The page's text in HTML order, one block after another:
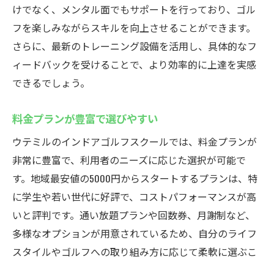
けでなく、メンタル面でもサポートを行っており、ゴル
フを楽しみながらスキルを向上させることができます。
さらに、最新のトレーニング設備を活用し、具体的なフ
ィードバックを受けることで、より効率的に上達を実感
できるでしょう。
料金プランが豊富で選びやすい
ウテミルのインドアゴルフスクールでは、料金プランが
非常に豊富で、利用者のニーズに応じた選択が可能で
す。地域最安値の5000円からスタートするプランは、特
に学生や若い世代に好評で、コストパフォーマンスが高
いと評判です。通い放題プランや回数券、月謝制など、
多様なオプションが用意されているため、自分のライフ
スタイルやゴルフへの取り組み方に応じて柔軟に選ぶこ